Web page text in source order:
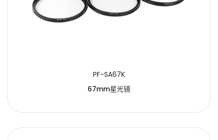
PF-SA67K
67mm星光镜